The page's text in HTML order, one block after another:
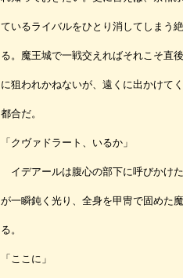
ているライバルをひとり消してしまう
る。魔王城で一戦交えればそれこそ直
に狙われかねないが、遠くに出かけて
都合だ。
「クヴァドラート、いるか」
イデアールは腹心の部下に呼びかけ
が一瞬鈍く光り、全身を甲冑で固めた
る。
「ここに」